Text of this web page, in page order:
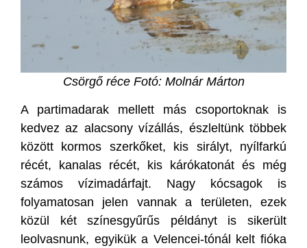
Csörgő réce Fotó: Molnár Márton
A partimadarak mellett más csoportoknak is
kedvez az alacsony vízállás, észleltünk többek
között kormos szerkőket, kis sirályt, nyílfarkú
récét, kanalas récét, kis kárókatonát és még
számos vízimadárfajt. Nagy kócsagok is
folyamatosan jelen vannak a területen, ezek
közül két színesgyűrűs példányt is sikerült
leolvasnunk, egyikük a Velencei-tónál kelt fióka